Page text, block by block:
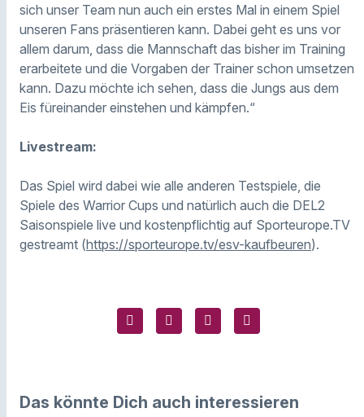
sich unser Team nun auch ein erstes Mal in einem Spiel
unseren Fans präsentieren kann. Dabei geht es uns vor
allem darum, dass die Mannschaft das bisher im Training
erarbeitete und die Vorgaben der Trainer schon umsetzen
kann. Dazu möchte ich sehen, dass die Jungs aus dem
Eis füreinander einstehen und kämpfen.“
Livestream:
Das Spiel wird dabei wie alle anderen Testspiele, die
Spiele des Warrior Cups und natürlich auch die DEL2
Saisonspiele live und kostenpflichtig auf Sporteurope.TV
gestreamt (https://sporteurope.tv/esv-kaufbeuren).
Das könnte Dich auch interessieren